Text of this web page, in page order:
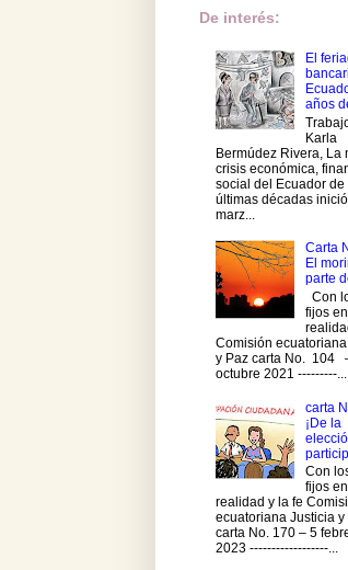
De interés:
El
años
Karla
Bermúdez Rivera, La
crisis económica,
social del Ecuador de
últimas décadas
marz...
Carta
El
parte
Con
fijos
Comisión
y Paz carta No. 104
octubre 2021 ---------...
carta
¡De la
Con
fijos
realidad y la fe
ecuatoriana Justicia y
carta No. 170 – 5
2023 ------------------...